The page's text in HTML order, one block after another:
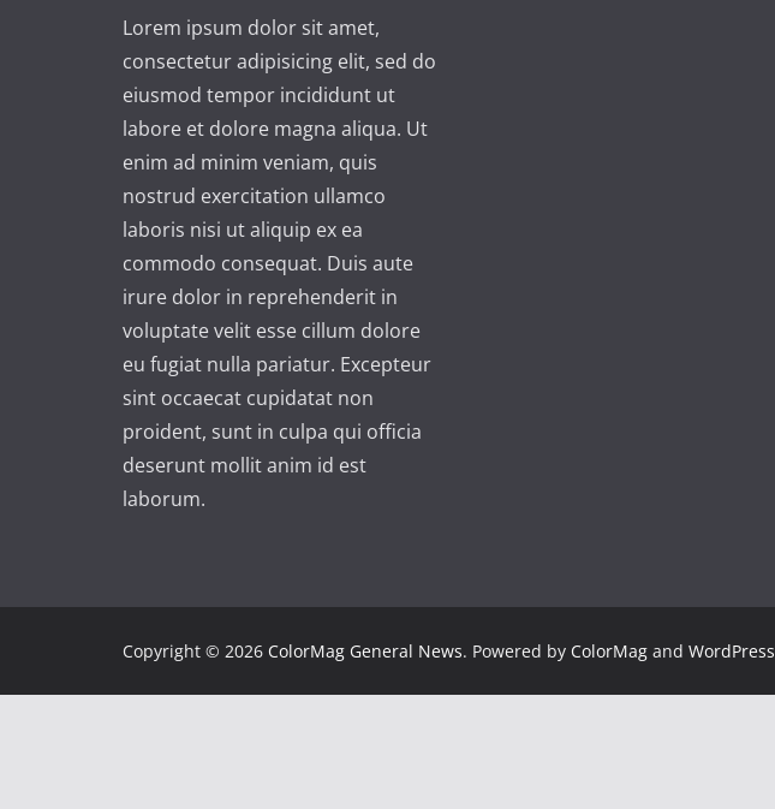
Lorem ipsum dolor sit amet,
consectetur adipisicing elit, sed do
eiusmod tempor incididunt ut
labore et dolore magna aliqua. Ut
enim ad minim veniam, quis
nostrud exercitation ullamco
laboris nisi ut aliquip ex ea
commodo consequat. Duis aute
irure dolor in reprehenderit in
voluptate velit esse cillum dolore
eu fugiat nulla pariatur. Excepteur
sint occaecat cupidatat non
proident, sunt in culpa qui officia
deserunt mollit anim id est
laborum.
Copyright © 2026 ColorMag General News. Powered by ColorMag and WordPress